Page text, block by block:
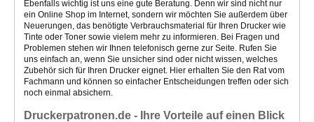
Ebenfalls wichtig ist uns eine gute Beratung. Denn wir sind nicht nur
ein Online Shop im Internet, sondern wir möchten Sie außerdem über
Neuerungen, das benötigte Verbrauchsmaterial für Ihren Drucker wie
Tinte oder Toner sowie vielem mehr zu informieren. Bei Fragen und
Problemen stehen wir Ihnen telefonisch gerne zur Seite. Rufen Sie
uns einfach an, wenn Sie unsicher sind oder nicht wissen, welches
Zubehör sich für Ihren Drucker eignet. Hier erhalten Sie den Rat vom
Fachmann und können so einfacher Entscheidungen treffen oder sich
noch einmal absichern.
Druckerpatronen.de - Ihre Vorteile auf einen Blick